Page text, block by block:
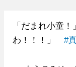
「だまれ小童
わ！！！」 #